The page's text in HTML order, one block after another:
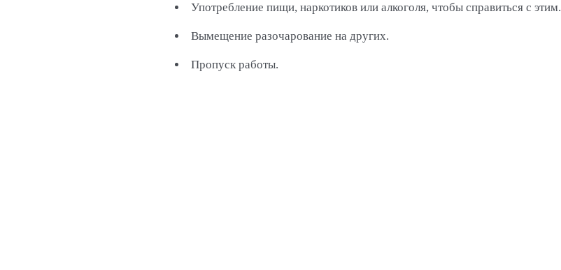
Употребление пищи, наркотиков или алкоголя, чтобы справиться с этим.
Вымещение разочарование на других.
Пропуск работы.